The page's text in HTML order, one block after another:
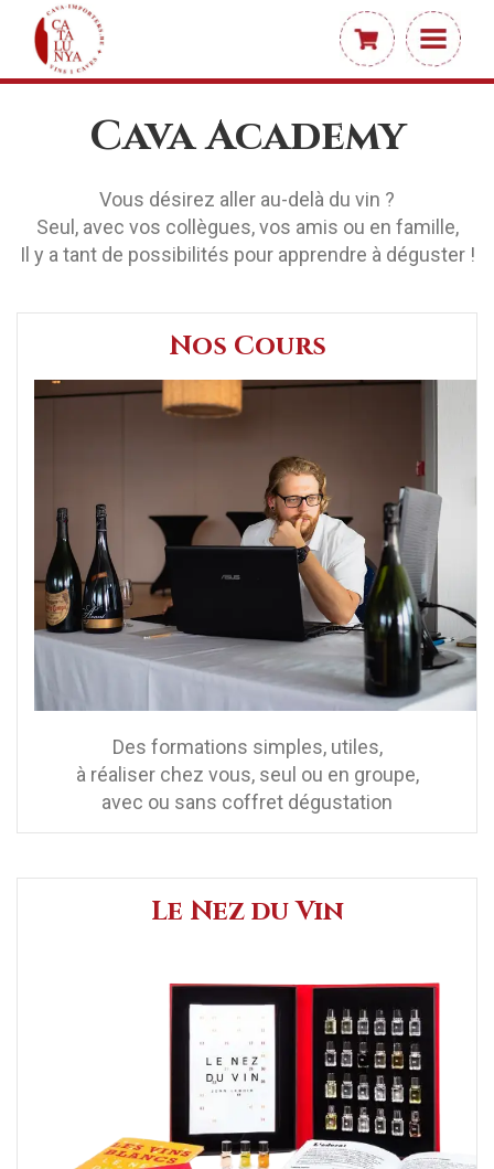
Cava Academy
Vous désirez aller au-delà du vin ?
Seul, avec vos collègues, vos amis ou en famille,
Il y a tant de possibilités pour apprendre à déguster !
Nos Cours
Des formations simples, utiles,
à réaliser chez vous, seul ou en groupe,
avec ou sans coffret dégustation
Le Nez du Vin